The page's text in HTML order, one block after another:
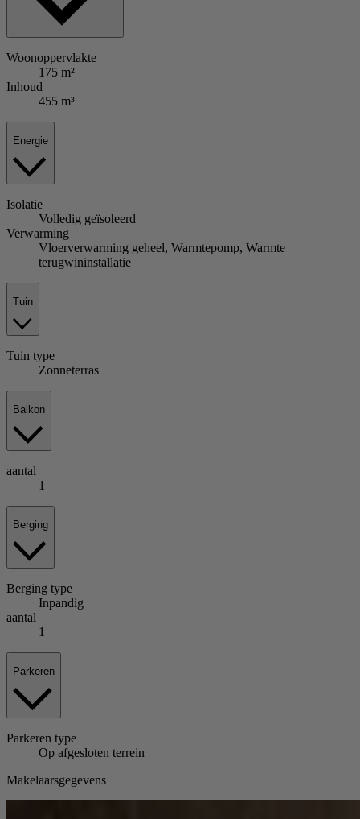
Woonoppervlakte
175 m²
Inhoud
455 m³
Energie
Isolatie
Volledig geïsoleerd
Verwarming
Vloerverwarming geheel, Warmtepomp, Warmte
terugwininstallatie
Tuin
Tuin type
Zonneterras
Balkon
aantal
1
Berging
Berging type
Inpandig
aantal
1
Parkeren
Parkeren type
Op afgesloten terrein
Makelaarsgegevens